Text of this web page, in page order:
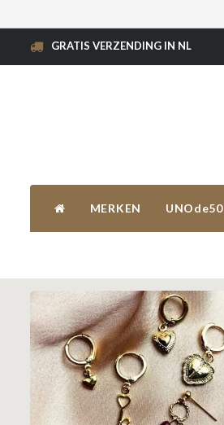
GRATIS VERZENDING IN NL
MERKEN UNOde50